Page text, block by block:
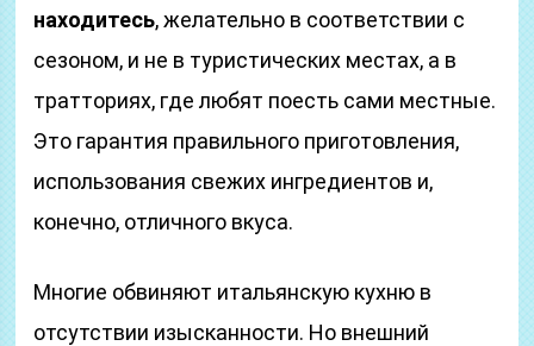
находитесь, желательно в соответствии с
сезоном, и не в туристических местах, а в
тратториях, где любят поесть сами местные.
Это гарантия правильного приготовления,
использования свежих ингредиентов и,
конечно, отличного вкуса.
Многие обвиняют итальянскую кухню в
отсутствии изысканности. Но внешний